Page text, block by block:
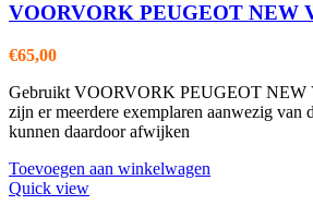
VOORVORK PEUGEOT NEW
€65,00
Gebruikt VOORVORK PEUGEOT
zijn er meerdere exemplaren aanwezig van
kunnen daardoor afwijken
Toevoegen aan winkelwagen
Quick view